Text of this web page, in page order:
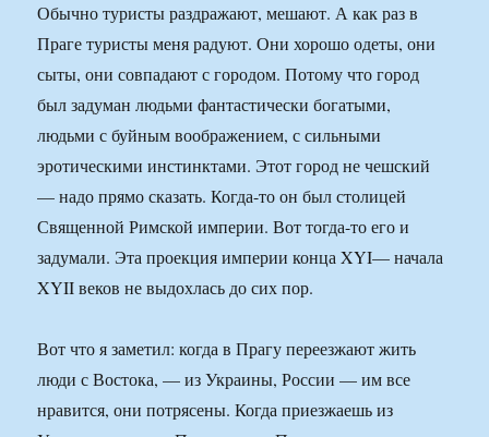
Обычно туристы раздражают, мешают. А как раз в
Праге туристы меня радуют. Они хорошо одеты, они
сыты, они совпадают с городом. Потому что город
был задуман людьми фантастически богатыми,
людьми с буйным воображением, с сильными
эротическими инстинктами. Этот город не чешский
— надо прямо сказать. Когда-то он был столицей
Священной Римской империи. Вот тогда-то его и
задумали. Эта проекция империи конца XYI— начала
XYII веков не выдохлась до сих пор.
Вот что я заметил: когда в Прагу переезжают жить
люди с Востока, — из Украины, России — им все
нравится, они потрясены. Когда приезжаешь из